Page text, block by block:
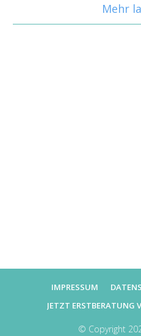
Mehr
IMPRESSUM
JETZT ERSTBERATUNG
© Copyright